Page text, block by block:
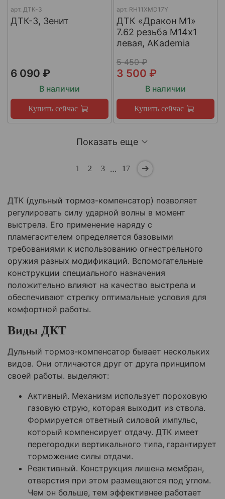
арт. ДТК-3
ДТК-3, Зенит
6 090 ₽
В наличии
Купить сейчас
арт. RH11XMD17Y
ДТК «Дракон М1»
7.62 резьба М14х1
левая, AKademia
5 450 ₽
3 500 ₽
В наличии
Купить сейчас
Показать еще
1 2 3 … 17
ДТК (дульный тормоз-компенсатор) позволяет
регулировать силу ударной волны в момент
выстрела. Его применение наряду с
пламегасителем определяется базовыми
требованиями к использованию огнестрельного
оружия разных модификаций. Вспомогательные
конструкции специального назначения
положительно влияют на качество выстрела и
обеспечивают стрелку оптимальные условия для
комфортной работы.
Виды ДКТ
Дульный тормоз-компенсатор бывает нескольких
видов. Они отличаются друг от друга принципом
своей работы. выделяют:
Активный. Механизм использует пороховую
газовую струю, которая выходит из ствола.
Формируется ответный силовой импульс,
который компенсирует отдачу. ДТК имеет
перегородки вертикального типа, гарантирует
торможение силы отдачи.
Реактивный. Конструкция лишена мембран,
отверстия при этом размещаются под углом.
Чем он больше, тем эффективнее работает